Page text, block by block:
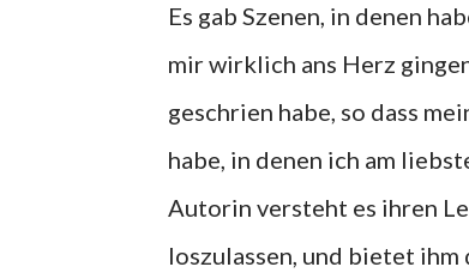
Es gab Szenen, in denen
mir wirklich ans Herz
geschrien habe, so dass
habe, in denen ich am
Autorin versteht es ihren
loszulassen, und bietet